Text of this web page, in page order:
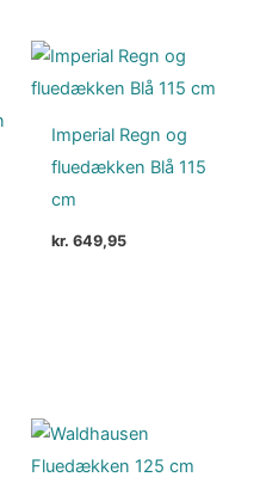
Imperial Regn og
fluedækken Blå 115
cm
kr. 649,95